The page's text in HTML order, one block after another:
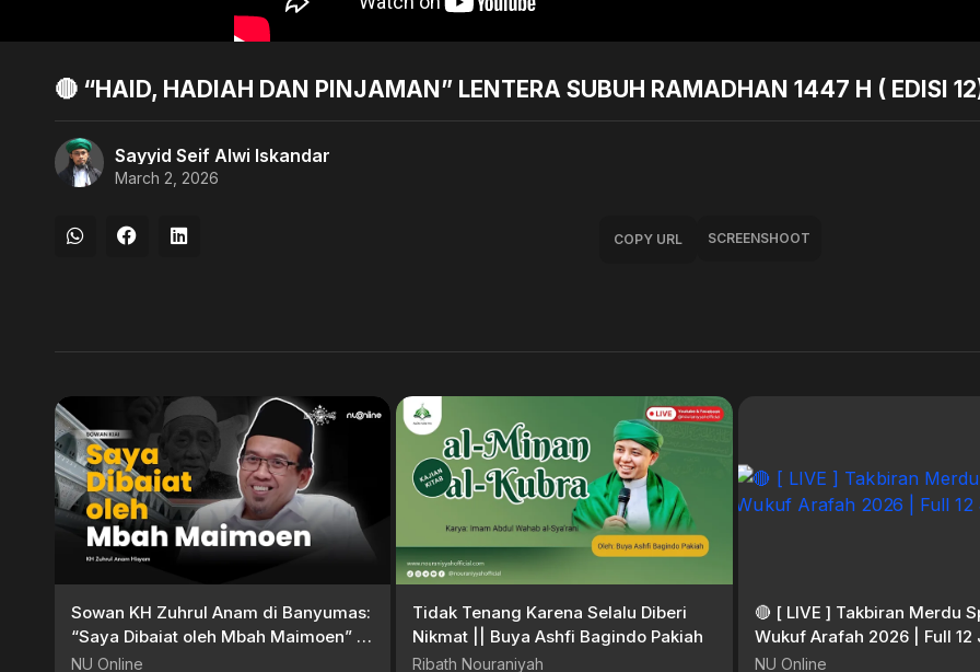
🔴 “HAID, HADIAH DAN PINJAMAN” LENTERA SUBUH RAMADHAN 1447 H ( EDISI
Sayyid Seif Alwi Iskandar
March 2, 2026
COPY URL SCREENSHOOT
Sowan KH Zuhrul Anam di Banyumas:
“Saya Dibaiat oleh Mbah Maimoen” |
Sowan Kiai
NU Online
Tidak Tenang Karena Selalu Diberi
Nikmat || Buya Ashfi Bagindo Pakiah
Ribath Nouraniyah
🔴 [ LIVE ] Takbiran Merdu
Wukuf Arafah 2026 | Full 12
NU Online